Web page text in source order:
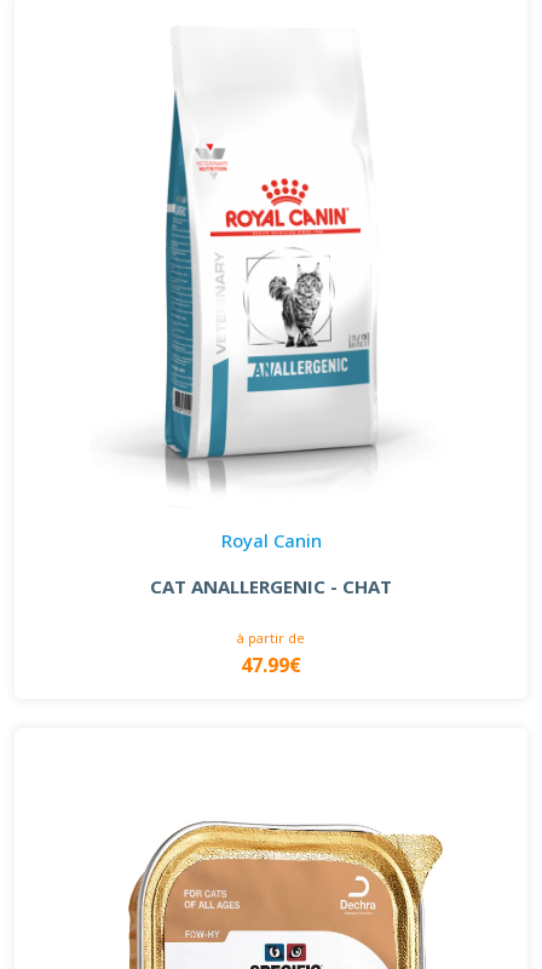
Royal Canin
CAT ANALLERGENIC - CHAT
à partir de
47.99€